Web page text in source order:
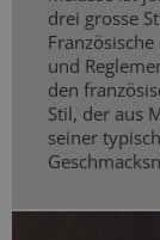
drei grosse
und
den
Stil, der aus
seiner